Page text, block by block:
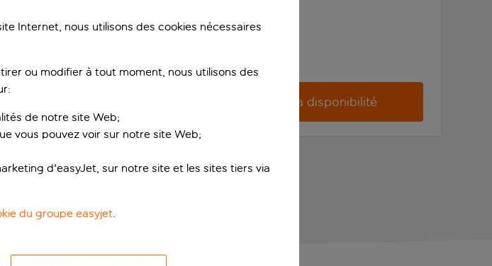
Vérifier la disponibilité
Internet, nous utilisons des cookies nécessaires
ou modifier à tout moment, nous utilisons des
de notre site Web;
vous pouvez voir sur notre site Web;
d'easyJet, sur notre site et les sites tiers via
du groupe easyjet